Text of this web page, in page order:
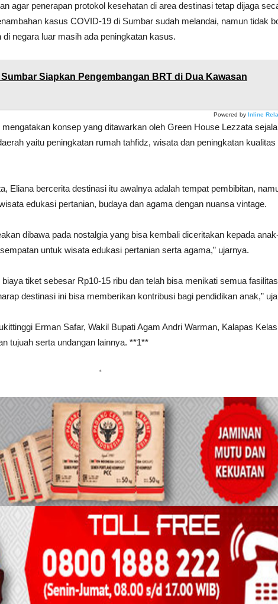
agar penerapan protokol kesehatan di area destinasi tetap dijaga
kasus COVID-19 di Sumbar sudah melandai, namun tidak
negara luar masih ada peningkatan kasus.
Siapkan Pengembangan BRT di Dua Kawasan
Powered by Inline
mengatakan konsep yang ditawarkan oleh Green House Lezzata
yaitu peningkatan rumah tahfidz, wisata dan peningkatan kualitas
Eliana bercerita destinasi itu awalnya adalah tempat pembibitan,
edukasi pertanian, budaya dan agama dengan nuansa vintage.
dibawa pada nostalgia yang bisa kembali diceritakan kepada
untuk wisata edukasi pertanian serta agama,” ujarnya.
tiket sebesar Rp10-15 ribu dan telah bisa menikati semua
destinasi ini bisa memberikan kontribusi bagi pendidikan anak,”
Erman Safar, Wakil Bupati Agam Andri Warman, Kalapas
tujuah serta undangan lainnya. **1**
*